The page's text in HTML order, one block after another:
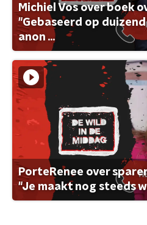
Michiel Vos over boek
"Gebaseerd op
anon ...
PorteRenee over
"Je maakt nog steeds